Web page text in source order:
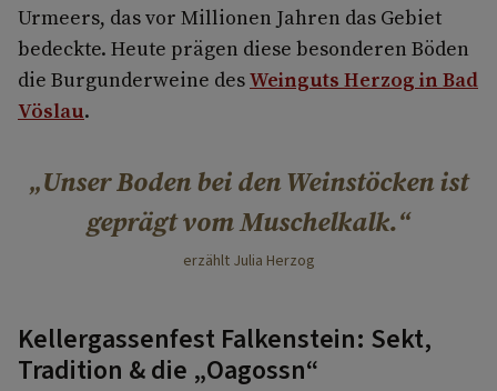
Urmeers, das vor Millionen Jahren das Gebiet
bedeckte. Heute prägen diese besonderen Böden
die Burgunderweine desWeinguts Herzog in Bad
Vöslau.
Unser Boden bei den Weinstöcken ist
geprägt vom Muschelkalk.
erzählt Julia Herzog
Kellergassenfest Falkenstein: Sekt,
Tradition & die „Oagossn“